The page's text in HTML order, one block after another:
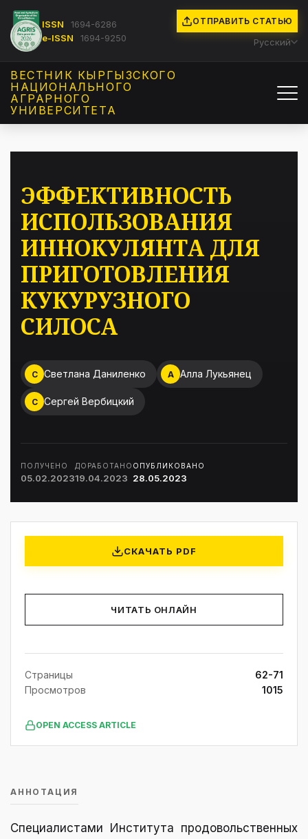
ISSN
1694-6286
e-ISSN
1694-9250
ОТПРАВИТЬ СТАТЬЮ
Русский
ВЕСТНИК КЫРГЫЗCКОГО
НАЦИОНАЛЬНОГО
АГРАРНОГО
УНИВЕРСИТЕТА
ЭФФЕКТИВНОСТЬ
ИСПОЛЬЗОВАНИЯ
ИННОКУЛЯНТА ДЛЯ
ПРИГОТОВЛЕНИЯ
КУКУРУЗНОГО
СИЛОСА
С Светлана Даниленко А Алла Лукьянец
С Сергей Вербицкий
ПОЛУЧЕНО
05.02.2023
ДОРАБОТАНО
19.04.2023
ОПУБЛИКОВАНО
28.05.2023
СКАЧАТЬ PDF
ЧИТАТЬ ОНЛАЙН
Страницы
62-71
Просмотров
1015
OPEN ACCESS ARTICLE
АННОТАЦИЯ
Специалистами Института продовольственных